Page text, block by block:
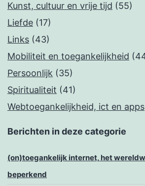
Kunst, cultuur en vrije tijd (55)
Liefde (17)
Links (43)
Mobiliteit en toegankelijkheid
Persoonlijk (35)
Spiritualiteit (41)
Webtoegankelijkheid, ict en apps
Berichten in deze categorie
(on)toegankelijk internet, het
beperkend